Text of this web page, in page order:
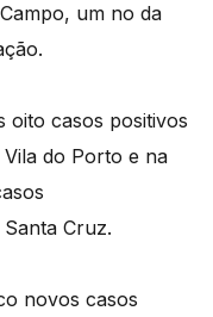
um no da
oito casos positivos
do Porto e na
Cruz.
novos casos